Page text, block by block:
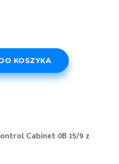
KOSZYKA
Cabinet 0B 15/9 z